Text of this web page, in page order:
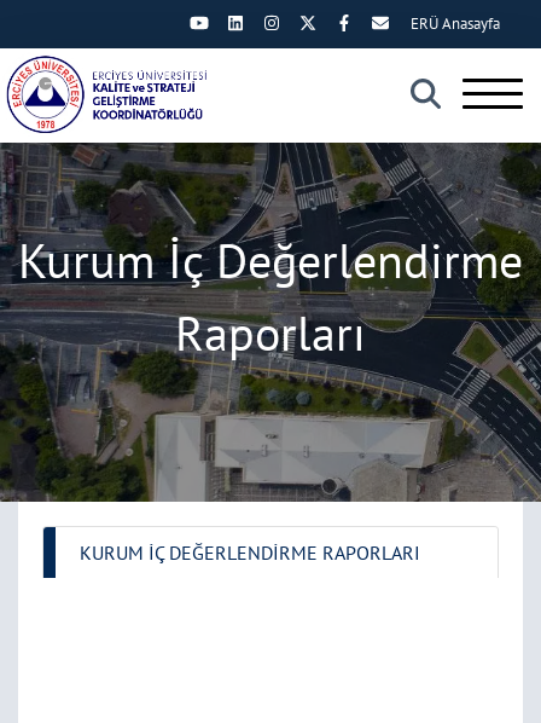
×
ERÜ Anasayfa
Kurum İç Değerlendirme
Raporları
KURUM İÇ DEĞERLENDİRME RAPORLARI